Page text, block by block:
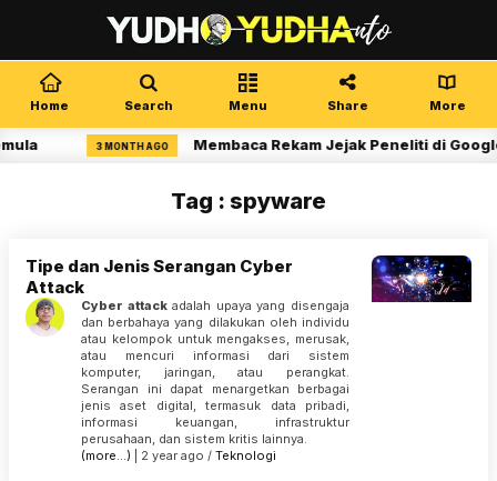
Home Search Menu Share More
3 MONTH AGO Membaca Rekam Jejak Peneliti di
Tag : spyware
Tipe dan Jenis Serangan Cyber
Attack
Cyber attackadalah upaya yang disengaja
dan berbahaya yang dilakukan oleh individu
atau kelompok untuk mengakses, merusak,
atau mencuri informasi dari sistem
komputer, jaringan, atau perangkat.
Serangan ini dapat menargetkan berbagai
jenis aset digital, termasuk data pribadi,
informasi keuangan, infrastruktur
perusahaan, dan sistem kritis lainnya.
(more…) | 2 year ago / Teknologi